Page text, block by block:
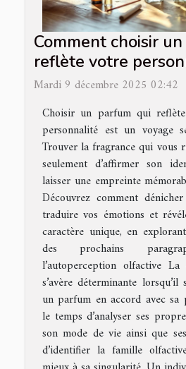
Comment choisir
reflète votre
Mardi 9 décembre 2025 02:42
Choisir un parfum qui
personnalité est un voyage
Trouver la fragrance qui vous
seulement d’affirmer son
laisser une empreinte
Découvrez comment
traduire vos émotions et
caractère unique, en
des prochains
l’autoperception olfactive
s’avère déterminante
un parfum en accord avec sa
le temps d’analyser ses
son mode de vie ainsi que
d’identifier la famille